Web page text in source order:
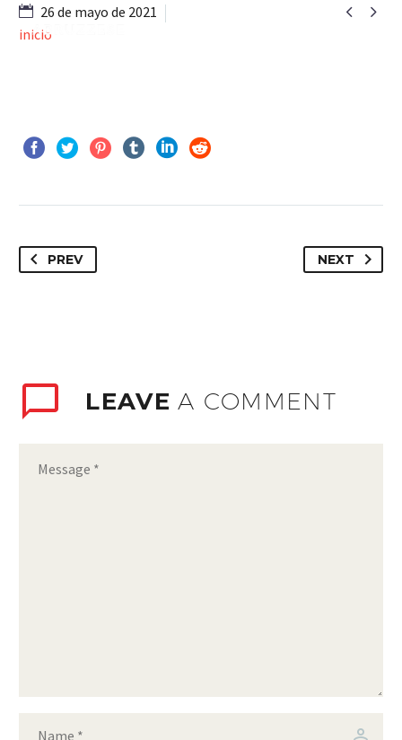
 
26 de mayo de 2021
inicio
PREV NEXT
LEAVEA COMMENT